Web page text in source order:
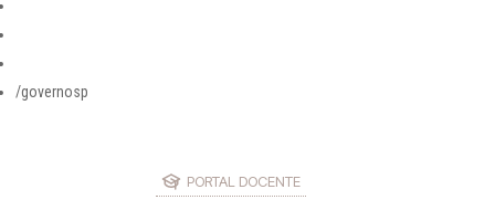
/governosp
PORTAL DOCENTE